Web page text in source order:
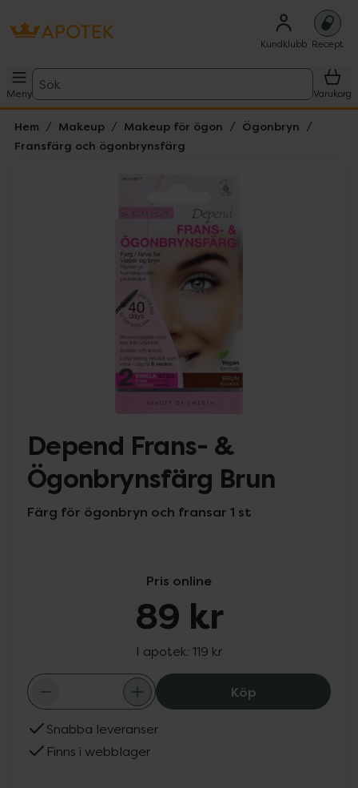
Kundklubb Recept
Meny
Sök
Varukorg
Hem Makeup Makeup för ögon
Ögonbryn
Fransfärg och ögonbrynsfärg
Lista: . Innehåller 2 objekt.
Depend Frans- &
Ögonbrynsfärg Brun
Färg för ögonbryn och fransar 1 st
Pris online
89 kr
I apotek: 119 kr
KöpDepend Frans-
Snabba leveranser
Finns i webblager